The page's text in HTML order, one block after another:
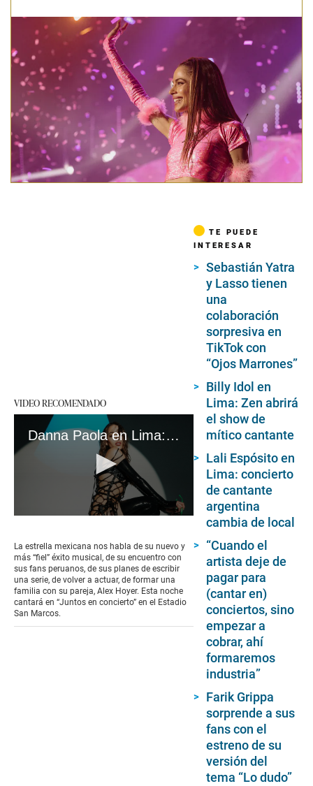
VIDEO RECOMENDADO
Danna Paola en Lima: la verdad detrás de “XT4S1S”, las lecciones que le dejó Lucrecia de “Élite” y los retos que persigue| #VideosEC
of
7
minutes,
56
seconds
La estrella mexicana nos habla de su nuevo y
más “fiel” éxito musical, de su encuentro con
sus fans peruanos, de sus planes de escribir
una serie, de volver a actuar, de formar una
familia con su pareja, Alex Hoyer. Esta noche
cantará en “Juntos en concierto” en el Estadio
San Marcos.
TE PUEDE
INTERESAR
Sebastián Yatra
y Lasso tienen
una
colaboración
sorpresiva en
TikTok con
“Ojos Marrones”
Billy Idol en
Lima: Zen abrirá
el show de
mítico cantante
Lali Espósito en
Lima: concierto
de cantante
argentina
cambia de local
“Cuando el
artista deje de
pagar para
(cantar en)
conciertos, sino
empezar a
cobrar, ahí
formaremos
industria”
Farik Grippa
sorprende a sus
fans con el
estreno de su
versión del
tema “Lo dudo”